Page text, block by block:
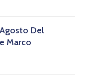
Del
Marco